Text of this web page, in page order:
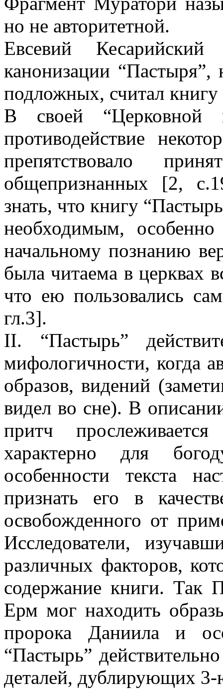
но не авторитетной.
Евсевий
канонизации “Пастыря”,
подложных, считал
В своей “Церковной
противодействие
препятствовало
общепризнанных [2,
знать, что книгу
необходимым,
начальному познанию
была читаема в церквах
что ею пользовались
гл.3].
II. “Пастырь”
мифологичности, когда
образов, видений
видел во сне). В
притч
характерно для
особенности текста
признать его в
освобожденного от
Исследователи,
различных факторов,
содержание книги. Так
Ерм мог находить
пророка Даниила и
“Пастырь”
деталей, дублирующих